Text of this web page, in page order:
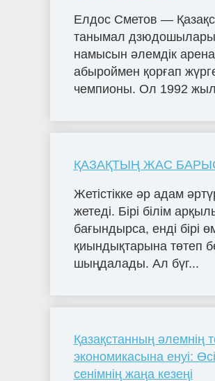
Елдос Сметов —
танымал
намысын әлемдік
абыроймен қорғап
чемпионы. Ол 1992
ҚАЗАҚТЫҢ ЖАС
Жетістікке әр адам
жетеді. Бірі білім
бағындырса, енді бірі
қиындықтарына төтеп
шыңдалады. Ал бүг...
Қазақстанның әлемнің
экономикасына енуі:
сенімнің жаңа кезеңі